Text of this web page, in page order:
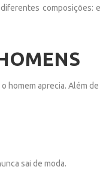
composições:
aprecia. Além
sai de moda.